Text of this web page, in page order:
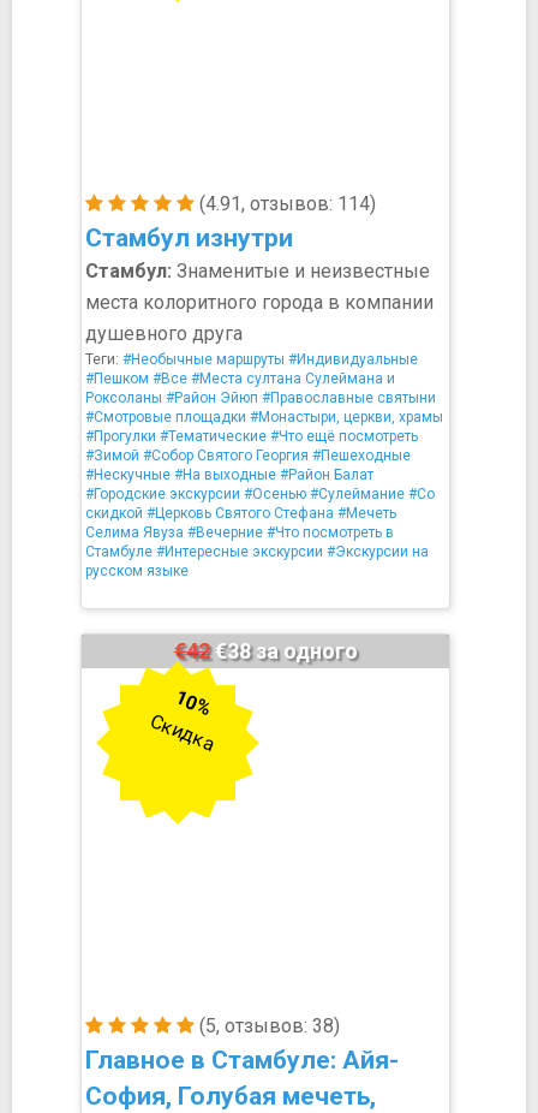
(4.91, отзывов: 114)
Стамбул изнутри
Стамбул: Знаменитые и неизвестные
места колоритного города в компании
душевного друга
Теги: #Необычные маршруты #Индивидуальные
#Пешком #Все #Места султана Сулеймана и
Роксоланы #Район Эйюп #Православные святыни
#Смотровые площадки #Монастыри, церкви, храмы
#Прогулки #Тематические #Что ещё посмотреть
#Зимой #Собор Святого Георгия #Пешеходные
#Нескучные #На выходные #Район Балат
#Городские экскурсии #Осенью #Сулеймание #Со
скидкой #Церковь Святого Стефана #Мечеть
Селима Явуза #Вечерние #Что посмотреть в
Стамбуле #Интересные экскурсии #Экскурсии на
русском языке
(5, отзывов: 38)
Главное в Стамбуле: Айя-
София, Голубая мечеть,
€42€38 за одного
10%
Скидка